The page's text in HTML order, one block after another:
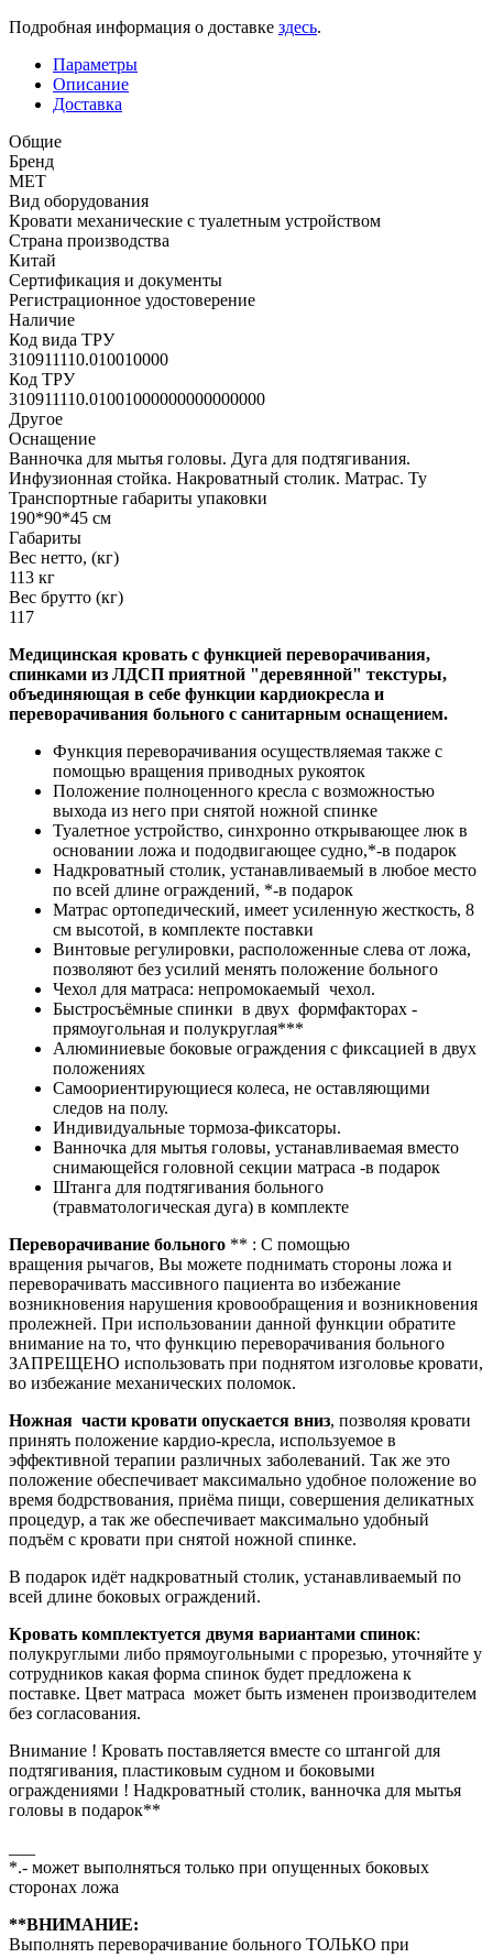
Подробная информация о доставке здесь.
Параметры
Описание
Доставка
Общие
Бренд
MET
Вид оборудования
Кровати механические с туалетным устройством
Страна производства
Китай
Сертификация и документы
Регистрационное удостоверение
Наличие
Код вида ТРУ
310911110.010010000
Код ТРУ
310911110.01001000000000000000
Другое
Оснащение
Ванночка для мытья головы. Дуга для подтягивания.
Инфузионная стойка. Накроватный столик. Матрас. Ту
Транспортные габариты упаковки
190*90*45 см
Габариты
Вес нетто, (кг)
113 кг
Вес брутто (кг)
117
Медицинская кровать с функцией переворачивания,
спинками из ЛДСП приятной "деревянной" текстуры,
объединяющая в себе функции кардиокресла и
переворачивания больного с санитарным оснащением.
Функция переворачивания осуществляемая также с
помощью вращения приводных рукояток
Положение полноценного кресла с возможностью
выхода из него при снятой ножной спинке
Туалетное устройство, синхронно открывающее люк в
основании ложа и пододвигающее судно,*-в подарок
Надкроватный столик, устанавливаемый в любое место
по всей длине ограждений, *-в подарок
Матрас ортопедический, имеет усиленную жесткость, 8
см высотой, в комплекте поставки
Винтовые регулировки, расположенные слева от ложа,
позволяют без усилий менять положение больного
Чехол для матраса: непромокаемый чехол.
Быстросъёмные спинки в двух формфакторах -
прямоугольная и полукруглая***
Алюминиевые боковые ограждения с фиксацией в двух
положениях
Самоориентирующиеся колеса, не оставляющими
следов на полу.
Индивидуальные тормоза-фиксаторы.
Ванночка для мытья головы, устанавливаемая вместо
снимающейся головной секции матраса -в подарок
Штанга для подтягивания больного
(травматологическая дуга) в комплекте
Переворачивание больного ** : С помощью
вращения рычагов, Вы можете поднимать стороны ложа и
переворачивать массивного пациента во избежание
возникновения нарушения кровообращения и возникновения
пролежней. При использовании данной функции обратите
внимание на то, что функцию переворачивания больного
ЗАПРЕЩЕНО использовать при поднятом изголовье кровати,
во избежание механических поломок.
Ножная части кровати опускается вниз, позволяя кровати
принять положение кардио-кресла, используемое в
эффективной терапии различных заболеваний. Так же это
положение обеспечивает максимально удобное положение во
время бодрствования, приёма пищи, совершения деликатных
процедур, а так же обеспечивает максимально удобный
подъём с кровати при снятой ножной спинке.
В подарок идёт надкроватный столик, устанавливаемый по
всей длине боковых ограждений.
Кровать комплектуется двумя вариантами спинок:
полукруглыми либо прямоугольными с прорезью, уточняйте у
сотрудников какая форма спинок будет предложена к
поставке. Цвет матраса может быть изменен производителем
без согласования.
Внимание ! Кровать поставляется вместе со штангой для
подтягивания, пластиковым судном и боковыми
ограждениями ! Надкроватный столик, ванночка для мытья
головы в подарок**
*.- может выполняться только при опущенных боковых
сторонах ложа
**ВНИМАНИЕ:
Выполнять переворачивание больного ТОЛЬКО при